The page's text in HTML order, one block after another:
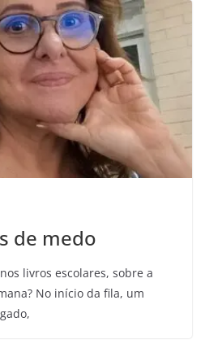
de medo
livros escolares, sobre a
No início da fila, um